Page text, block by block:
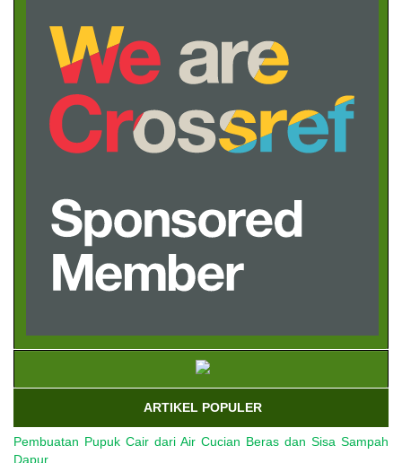
ARTIKEL POPULER
Pembuatan Pupuk Cair dari Air Cucian Beras dan Sisa Sampah
Dapur